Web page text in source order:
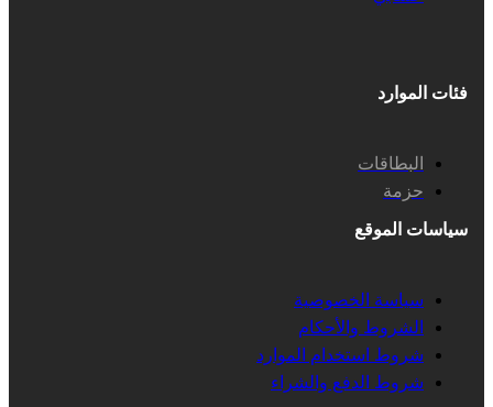
فئات الموارد
البطاقات
حزمة
سياسات الموقع
سياسة الخصوصية
الشروط والأحكام
شروط استخدام الموارد
شروط الدفع والشراء